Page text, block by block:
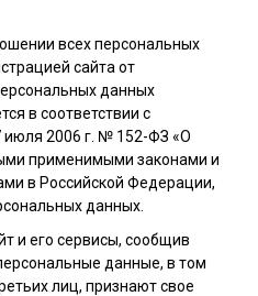
всех персональных
сайта от
данных
в соответствии с
2006 г. № 152-ФЗ «О
применимыми законами и
в Российской Федерации,
данных.
и его сервисы, сообщив
данные, в том
лиц, признают свое